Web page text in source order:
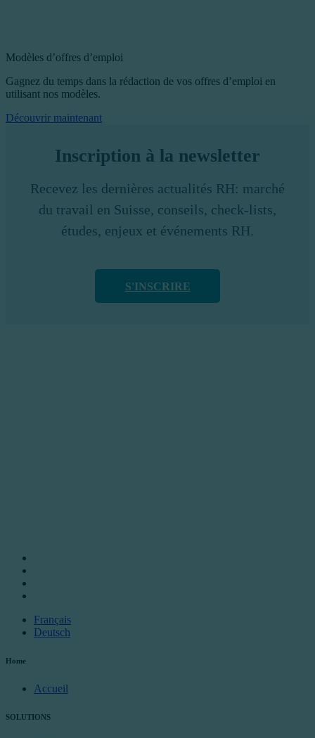
Modèles d’offres d’emploi
Gagnez du temps dans la rédaction de vos offres d’emploi en
utilisant nos modèles.
Découvrir maintenant
Inscription à la newsletter
Recevez les dernières actualités RH: marché
du travail en Suisse, conseils, check-lists,
études, enjeux et événements RH.
S'INSCRIRE
Français
Deutsch
Home
Accueil
SOLUTIONS